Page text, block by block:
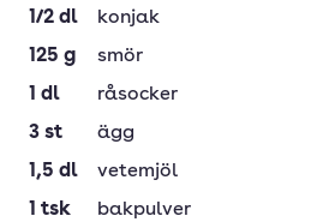
1/2 dl
konjak
125 g
smör
1 dl
råsocker
3 st
ägg
1,5 dl
vetemjöl
1 tsk
bakpulver